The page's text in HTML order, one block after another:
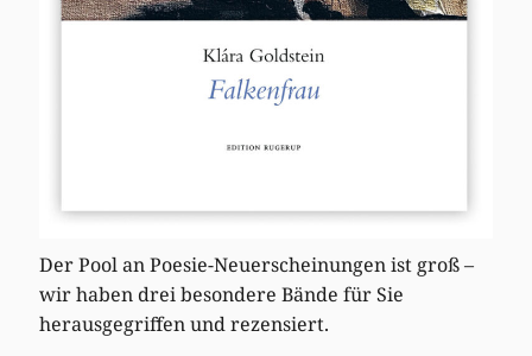
Der Pool an Poesie-Neuerscheinungen ist groß –
wir haben drei besondere Bände für Sie
herausgegriffen und rezensiert.